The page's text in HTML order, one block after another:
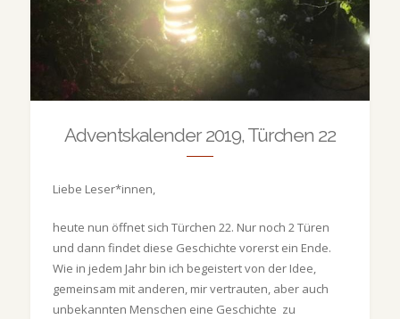
Adventskalender 2019, Türchen 22
Liebe Leser*innen,
heute nun öffnet sich Türchen 22. Nur noch 2 Türen
und dann findet diese Geschichte vorerst ein Ende.
Wie in jedem Jahr bin ich begeistert von der Idee,
gemeinsam mit anderen, mir vertrauten, aber auch
unbekannten Menschen eine Geschichte zu